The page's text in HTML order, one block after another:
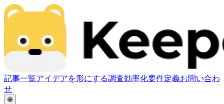
記事一覧アイデアを形にする調査効率化要件定義お問い合わ
せ
🌐